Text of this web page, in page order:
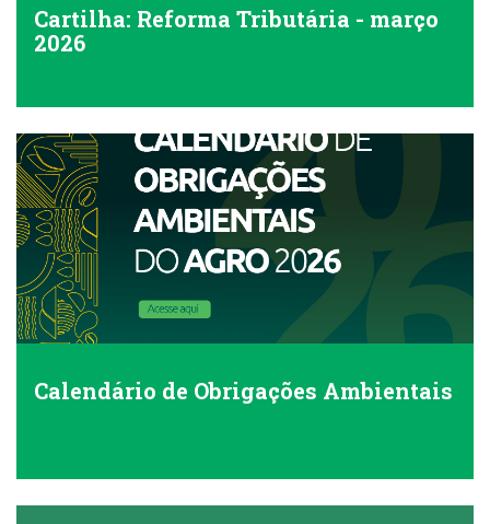
Cartilha: Reforma Tributária - março
2026
Calendário de Obrigações Ambientais